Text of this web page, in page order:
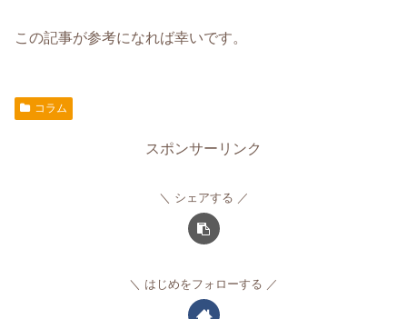
この記事が参考になれば幸いです。
コラム
スポンサーリンク
シェアする
はじめをフォローする